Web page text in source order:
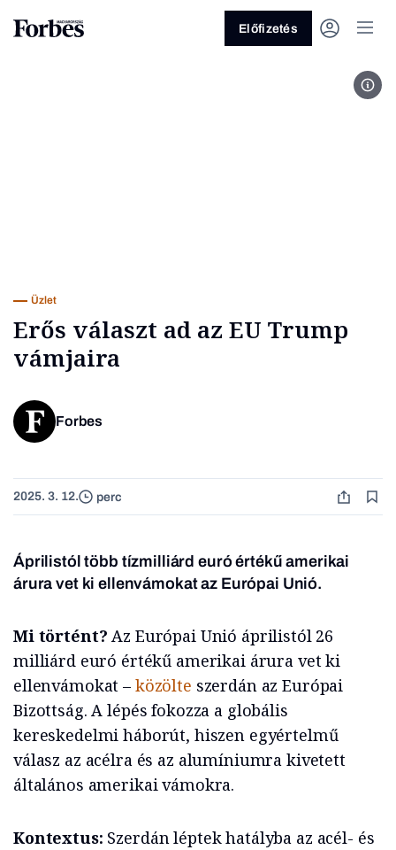
Előfizetés
Üzlet
Erős választ ad az EU Trump
vámjaira
Forbes
2025. 3. 12. perc
Áprilistól több tízmilliárd euró értékű amerikai
árura vet ki ellenvámokat az Európai Unió.
Mi történt? Az Európai Unió áprilistól 26
milliárd euró értékű amerikai árura vet ki
ellenvámokat – közölte szerdán az Európai
Bizottság. A lépés fokozza a globális
kereskedelmi háborút, hiszen egyértelmű
válasz az acélra és az alumíniumra kivetett
általános amerikai vámokra.
Kontextus: Szerdán léptek hatályba az acél- és